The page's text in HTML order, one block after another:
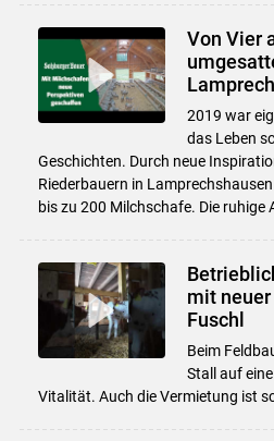
Von Vier
2019 war
das Leben
Geschichten. Durch neue
Riederbauern in
bis zu 200 Milchschafe. Die ruhige
mit
Fuschl
Beim
Stall auf
Vitalität. Auch die Vermietung ist